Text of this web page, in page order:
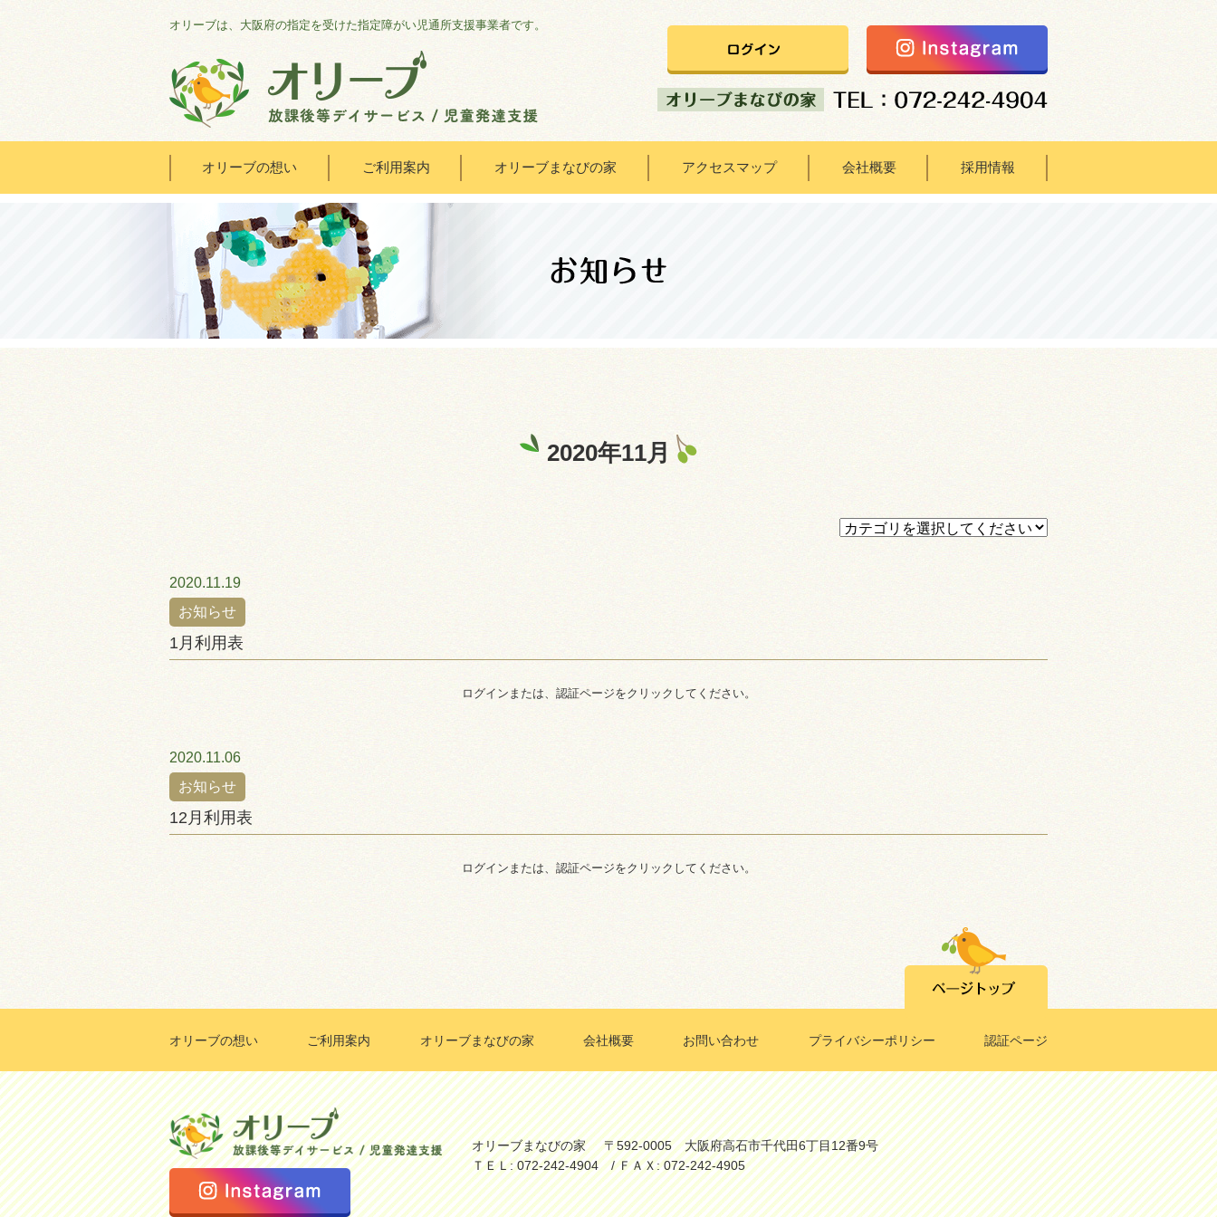
オリーブは、大阪府の指定を受けた指定障がい児通所支援事業者です。
オリーブの想い ご利用案内 オリーブまなびの家 アクセスマップ 会社概要 採用情報
オリーブの想い
ご利用案内
オリーブまなびの家
2020年11月
2020.11.19
お知らせ
1月利用表
ログインまたは、認証ページをクリックしてください。
2020.11.06
お知らせ
12月利用表
ログインまたは、認証ページをクリックしてください。
オリーブの想い ご利用案内 オリーブまなびの家 会社概要 お問い合わせ プライバシーポリシー 認証ページ
オリーブまなびの家
〒592-0005 大阪府高石市千代田6丁目12番9号
ＴＥＬ: 072-242-4904 / ＦＡＸ: 072-242-4905